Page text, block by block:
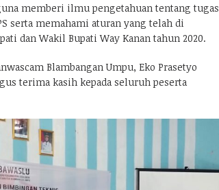
memberi ilmu pengetahuan tentang tugas
serta memahami aturan yang telah di
dan Wakil Bupati Way Kanan tahun 2020.
Blambangan Umpu, Eko Prasetyo
terima kasih kepada seluruh peserta